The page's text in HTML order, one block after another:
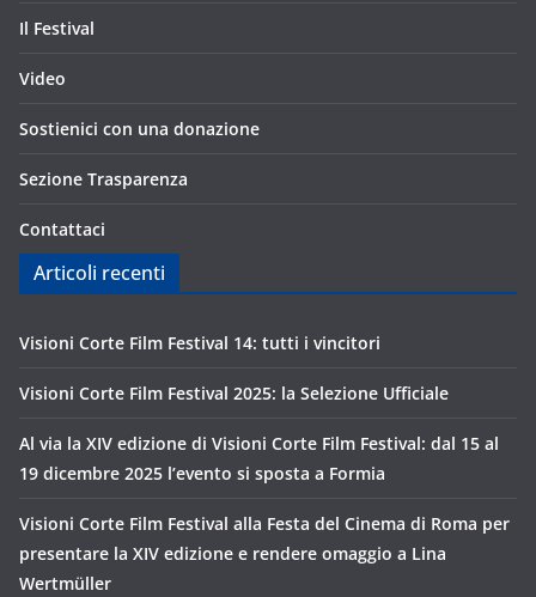
Il Festival
Video
Sostienici con una donazione
Sezione Trasparenza
Contattaci
Articoli recenti
Visioni Corte Film Festival 14: tutti i vincitori
Visioni Corte Film Festival 2025: la Selezione Ufficiale
Al via la XIV edizione di Visioni Corte Film Festival: dal 15 al
19 dicembre 2025 l’evento si sposta a Formia
Visioni Corte Film Festival alla Festa del Cinema di Roma per
presentare la XIV edizione e rendere omaggio a Lina
Wertmüller